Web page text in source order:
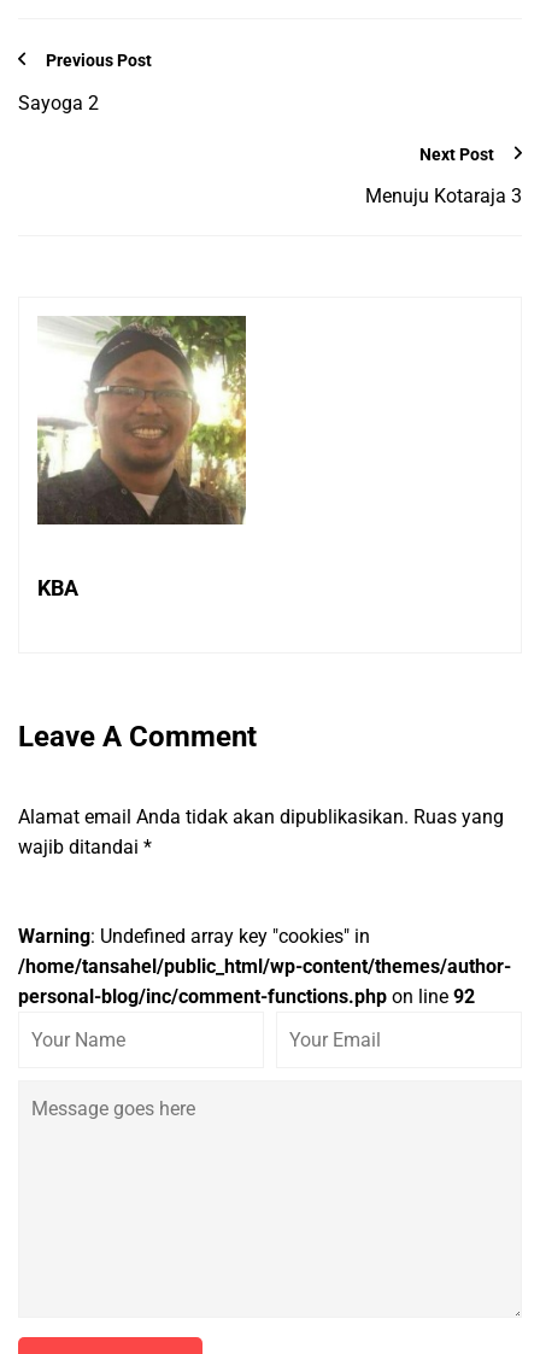
Previous Post
Sayoga 2
Next Post
Menuju Kotaraja 3
KBA
Leave A Comment
Alamat email Anda tidak akan dipublikasikan. Ruas yang
wajib ditandai *
Warning: Undefined array key "cookies" in
/home/tansahel/public_html/wp-content/themes/author-
personal-blog/inc/comment-functions.php on line 92